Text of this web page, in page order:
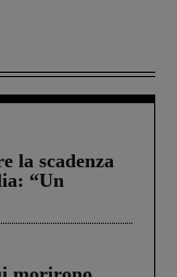
la scadenza
“Un